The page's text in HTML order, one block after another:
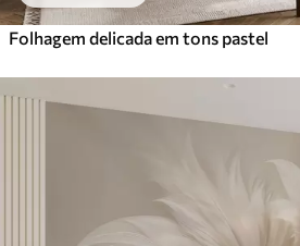
Folhagem delicada em tons pastel